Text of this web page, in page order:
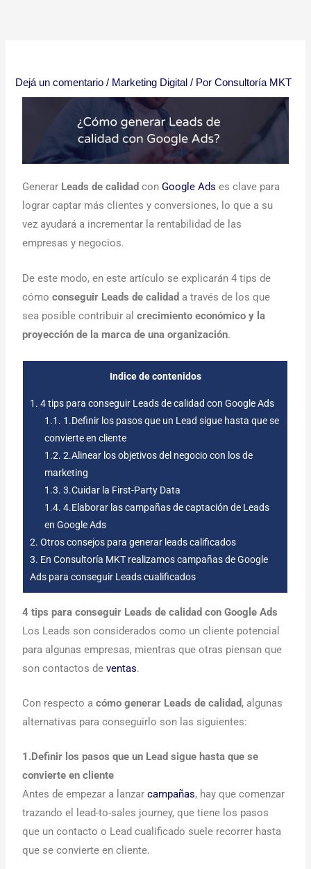
Dejá un comentario / Marketing Digital / PorConsultoría MKT
Generar Leads de calidad conGoogle Ads es clave para
lograr captar más clientes y conversiones, lo que a su
vez ayudará a incrementar la rentabilidad de las
empresas y negocios.
De este modo, en este artículo se explicarán 4 tips de
cómoconseguir Leads de calidad a través de los que
sea posible contribuir alcrecimiento económico y la
proyección de la marca de una organización.
Indice de contenidos
1. 4 tips para conseguir Leads de calidad con Google Ads
1.1. 1.Definir los pasos que un Lead sigue hasta que se
convierte en cliente
1.2. 2.Alinear los objetivos del negocio con los de
marketing
1.3. 3.Cuidar la First-Party Data
1.4. 4.Elaborar las campañas de captación de Leads
en Google Ads
2. Otros consejos para generar leads calificados
3. En Consultoría MKT realizamos campañas de Google
Ads para conseguir Leads cualificados
4 tips para conseguir Leads de calidad con Google Ads
Los Leads son considerados como un cliente potencial
para algunas empresas, mientras que otras piensan que
son contactos deventas.
Con respecto acómo generar Leads de calidad, algunas
alternativas para conseguirlo son las siguientes:
1.Definir los pasos que un Lead sigue hasta que se
convierte en cliente
Antes de empezar a lanzarcampañas, hay que comenzar
trazando el lead-to-sales journey, que tiene los pasos
que un contacto o Lead cualificado suele recorrer hasta
que se convierte en cliente.